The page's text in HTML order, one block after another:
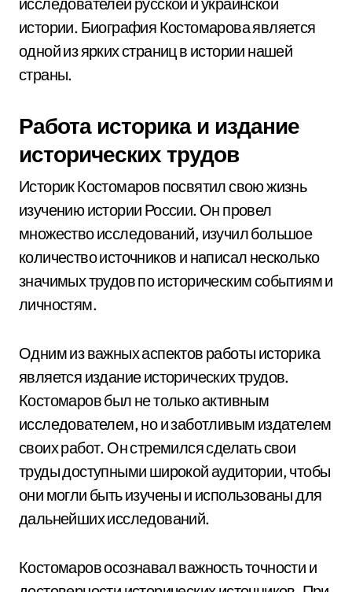
истории. Биография Костомарова является
одной из ярких страниц в истории нашей
страны.
Работа историка и издание
исторических трудов
Историк Костомаров посвятил свою жизнь
изучению истории России. Он провел
множество исследований, изучил большое
количество источников и написал несколько
значимых трудов по историческим событиям и
личностям.
Одним из важных аспектов работы историка
является издание исторических трудов.
Костомаров был не только активным
исследователем, но и заботливым издателем
своих работ. Он стремился сделать свои
труды доступными широкой аудитории, чтобы
они могли быть изучены и использованы для
дальнейших исследований.
Костомаров осознавал важность точности и